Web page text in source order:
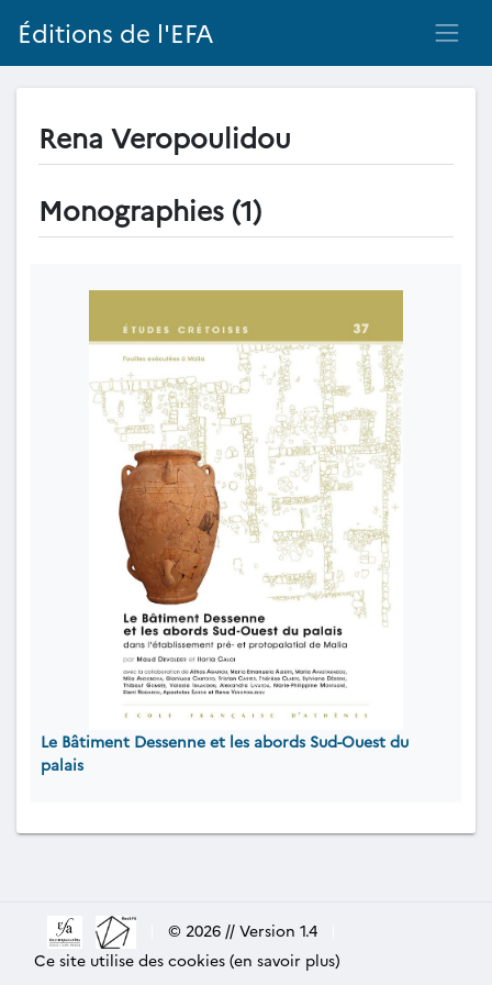
Éditions de l'EFA
Rena Veropoulidou
Monographies (1)
Le Bâtiment Dessenne et les abords Sud-Ouest du
palais
© 2026 // Version 1.4
Ce site utilise des cookies (en savoir plus)